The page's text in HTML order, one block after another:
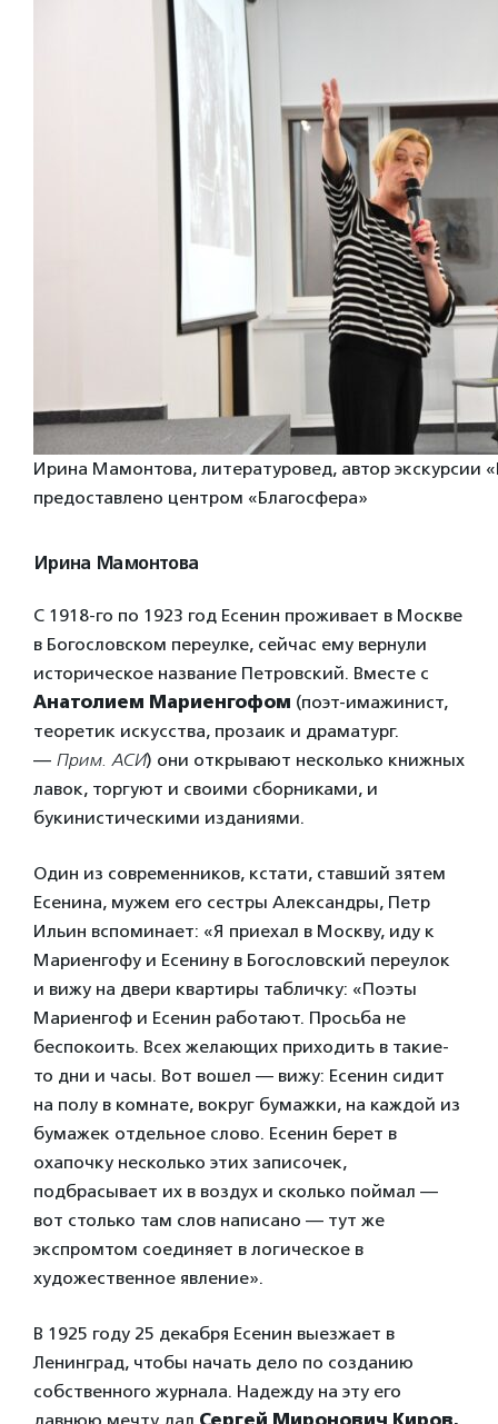
Ирина Мамонтова, литературовед, автор экскурсии
предоставлено центром «Благосфера»
Ирина Мамонтова
С 1918-го по 1923 год Есенин проживает в Москве
в Богословском переулке, сейчас ему вернули
историческое название Петровский. Вместе с
Анатолием Мариенгофом (поэт-имажинист,
теоретик искусства, прозаик и драматург.
— Прим. АСИ) они открывают несколько книжных
лавок, торгуют и своими сборниками, и
букинистическими изданиями.
Один из современников, кстати, ставший зятем
Есенина, мужем его сестры Александры, Петр
Ильин вспоминает: «Я приехал в Москву, иду к
Мариенгофу и Есенину в Богословский переулок
и вижу на двери квартиры табличку: «Поэты
Мариенгоф и Есенин работают. Просьба не
беспокоить. Всех желающих приходить в такие-
то дни и часы. Вот вошел — вижу: Есенин сидит
на полу в комнате, вокруг бумажки, на каждой из
бумажек отдельное слово. Есенин берет в
охапочку несколько этих записочек,
подбрасывает их в воздух и сколько поймал —
вот столько там слов написано — тут же
экспромтом соединяет в логическое в
художественное явление».
В 1925 году 25 декабря Есенин выезжает в
Ленинград, чтобы начать дело по созданию
собственного журнала. Надежду на эту его
давнюю мечту дал Сергей Миронович Киров,